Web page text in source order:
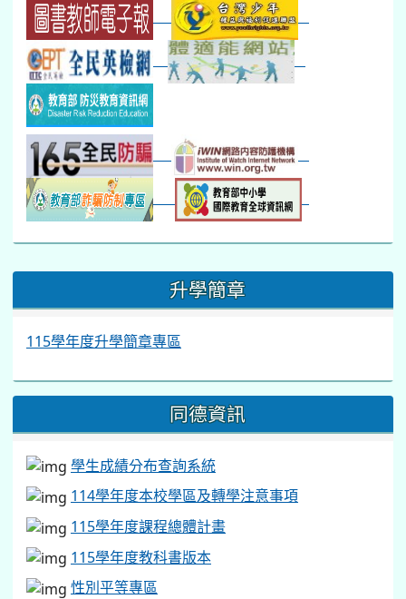
::: 升學簡章
115學年度升學簡章專區
同德資訊
學生成績分布查詢系統
114學年度本校學區及轉學注意事項
115學年度課程總體計畫
115學年度教科書版本
性別平等專區